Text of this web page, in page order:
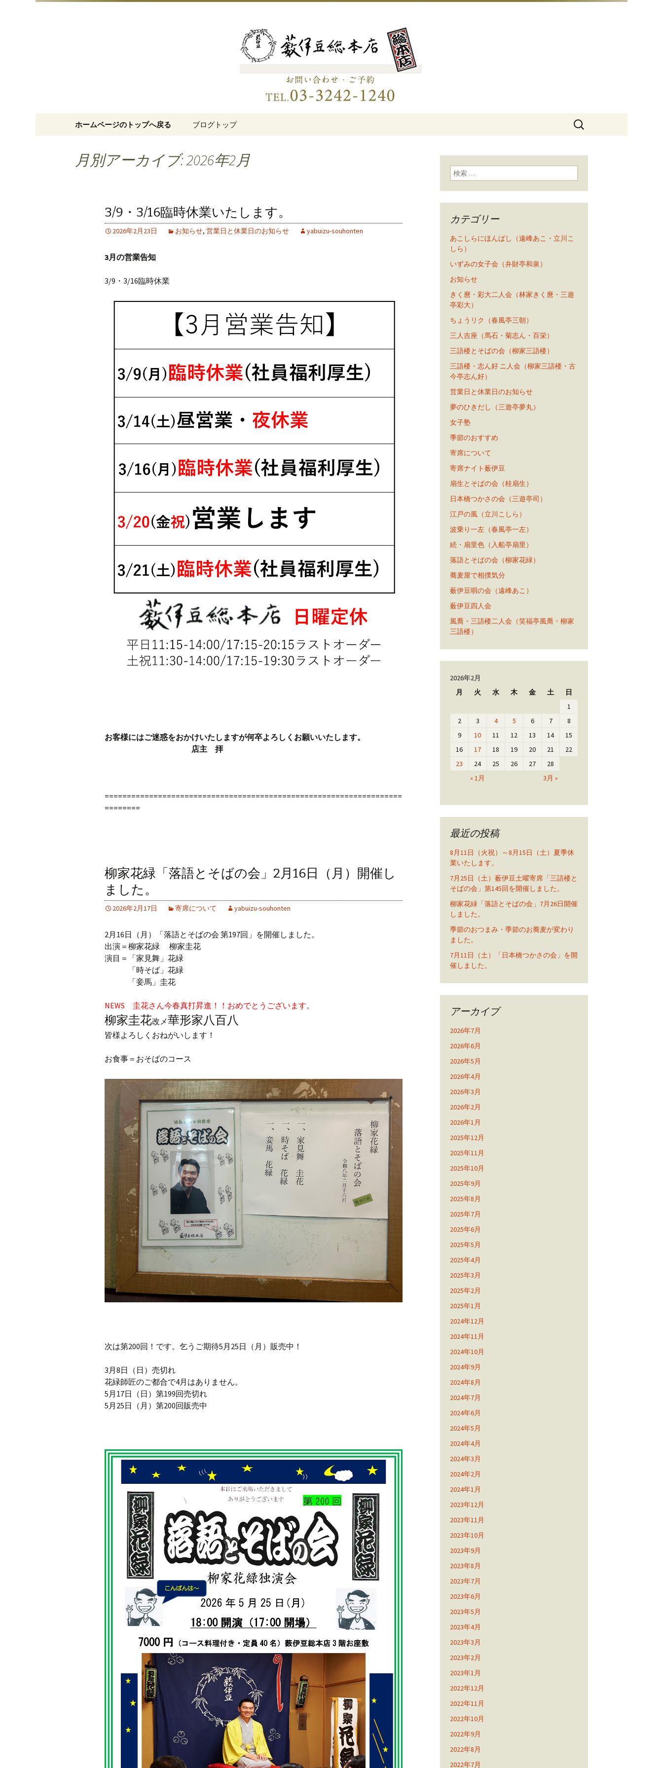
日本橋の老舗蕎麦屋「藪伊豆総本店」
コンテンツへ移動
ホームページのトップへ戻る ブログトップ
検
月別アーカイブ: 2026年2月
3/9・3/16臨時休業いたします。
2026年2月23日 お知らせ, 営業日と休業日のお知らせ yabuizu-souhonten
3月の営業告知
3/9・3/16臨時休業
お客様にはご迷惑をおかけいたしますが何卒よろしくお願いいたします。
店主 拝
===================================================================
========
柳家花緑「落語とそばの会」2月16日（月）開催し
ました。
2026年2月17日 寄席について yabuizu-souhonten
2月16日（月）「落語とそばの会 第197回」を開催しました。
出演＝柳家花緑 柳家圭花
演目＝「家見舞」花緑
「時そば」花緑
「妾馬」圭花
NEWS 圭花さん今春真打昇進！！おめでとうございます。
柳家圭花改メ華形家八百八
皆様よろしくおねがいします！
お食事＝おそばのコース
次は第200回！です。乞うご期待5月25日（月）販売中！
3月8日（日）売切れ
花緑師匠のご都合で4月はありません。
5月17日（日）第199回売切れ
5月25日（月）第200回販売中
検索:
カテゴリー
あこしらにほんばし（遠峰あこ・立川こ
しら）
いずみの女子会（弁財亭和泉）
お知らせ
きく麿・彩大二人会（林家きく麿・三遊
亭彩大）
ちょうリク（春風亭三朝）
三人吉座（馬石・菊志ん・百栄）
三語楼とそばの会（柳家三語楼）
三語楼・志ん好 ニ人会（柳家三語楼・古
今亭志ん好）
営業日と休業日のお知らせ
夢のひきだし（三遊亭夢丸）
女子塾
季節のおすすめ
寄席について
寄席ナイト薮伊豆
扇生とそばの会（桂扇生）
日本橋つかさの会（三遊亭司）
江戸の風（立川こしら）
波乗り一左（春風亭一左）
続・扇里色（入船亭扇里）
落語とそばの会（柳家花緑）
蕎麦屋で相撲気分
薮伊豆唄の会（遠峰あこ）
薮伊豆四人会
風喬・三語楼二人会（笑福亭風喬・柳家
三語楼）
2026年2月
月
火 水 木 金 土 日
« 1月 3月 »
1
2
3 4 5 6 7
8
9
10 11 12 13 14
15
16
17 18 19 20 21
22
23
24 25 26 27 28
最近の投稿
8月11日（火祝）～8月15日（土）夏季休
業いたします。
7月25日（土）薮伊豆土曜寄席「三語楼と
そばの会」第145回を開催しました。
柳家花緑「落語とそばの会」7月26日開催
しました。
季節のおつまみ・季節のお蕎麦が変わり
ました。
7月11日（土）「日本橋つかさの会」を開
催しました。
アーカイブ
2026年7月
2026年6月
2026年5月
2026年4月
2026年3月
2026年2月
2026年1月
2025年12月
2025年11月
2025年10月
2025年9月
2025年8月
2025年7月
2025年6月
2025年5月
2025年4月
2025年3月
2025年2月
2025年1月
2024年12月
2024年11月
2024年10月
2024年9月
2024年8月
2024年7月
2024年6月
2024年5月
2024年4月
2024年3月
2024年2月
2024年1月
2023年12月
2023年11月
2023年10月
2023年9月
2023年8月
2023年7月
2023年6月
2023年5月
2023年4月
2023年3月
2023年2月
2023年1月
2022年12月
2022年11月
2022年10月
2022年9月
2022年8月
2022年7月